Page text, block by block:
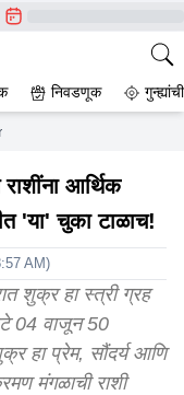
CrimeTak
निवडणूक
transit in mesh rashi
आर्थिक
'या' चुका टाळाच!
AM)
शुक्र हा स्त्री ग्रह
04 वाजून 50
हा प्रेम, सौंदर्य आणि
मंगळाची राशी